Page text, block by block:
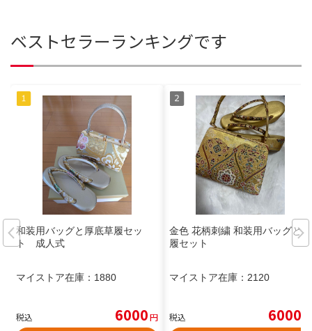
ベストセラーランキングです
和装用バッグと厚底草履セッ
ト 成人式
マイストア在庫： 1880
税込 6000円
金色 花柄刺繍 和装用バッグと草
履セット
マイストア在庫： 2120
税込 6000